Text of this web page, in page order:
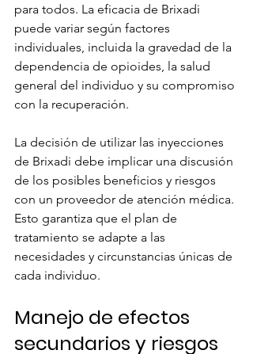
para todos. La eficacia de Brixadi
puede variar según factores
individuales, incluida la gravedad de la
dependencia de opioides, la salud
general del individuo y su compromiso
con la recuperación.
La decisión de utilizar las inyecciones
de Brixadi debe implicar una discusión
de los posibles beneficios y riesgos
con un proveedor de atención médica.
Esto garantiza que el plan de
tratamiento se adapte a las
necesidades y circunstancias únicas de
cada individuo.
Manejo de efectos
secundarios y riesgos